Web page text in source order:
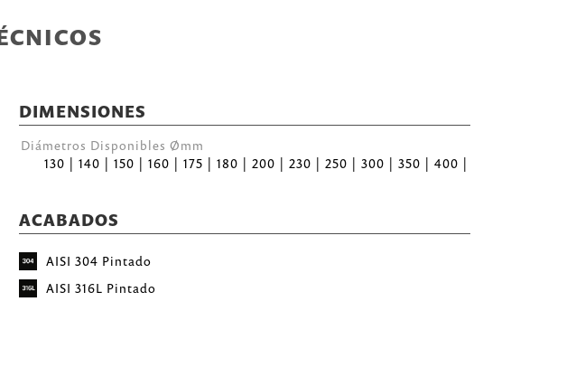
DIMENSIONES
Diámetros Disponibles Ømm
130 | 140 | 150 | 160 | 175 | 180 | 200 | 230 | 250 | 300 | 350 | 400 |
ACABADOS
AISI 304 Pintado
AISI 316L Pintado